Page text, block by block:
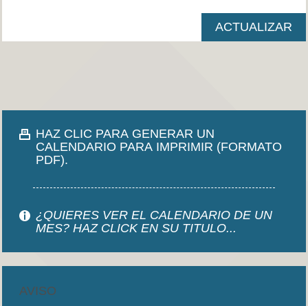
HAZ CLIC PARA GENERAR UN
CALENDARIO PARA IMPRIMIR (FORMATO
PDF).
¿QUIERES VER EL CALENDARIO DE UN
MES? HAZ CLICK EN SU TITULO...
AVISO